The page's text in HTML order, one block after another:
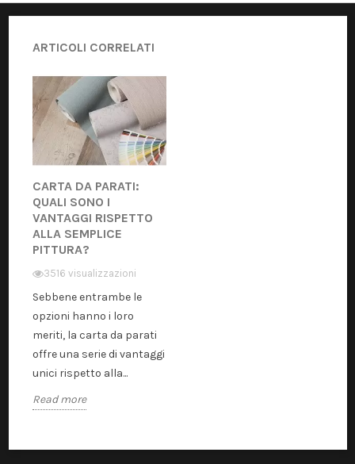
ARTICOLI CORRELATI
CARTA DA PARATI:
QUALI SONO I
VANTAGGI RISPETTO
ALLA SEMPLICE
PITTURA?
3516 visualizzazioni
Sebbene entrambe le
opzioni hanno i loro
meriti, la carta da parati
offre una serie di vantaggi
unici rispetto alla...
Read more